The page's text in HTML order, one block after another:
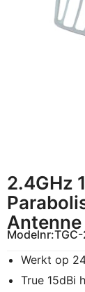
2.4GHz
Antenne
Modelnr:
Werkt op
True 15dBi